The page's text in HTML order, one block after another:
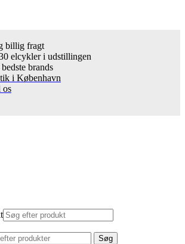
billig fragt
elcykler i udstillingen
brands
i København
os
Søg